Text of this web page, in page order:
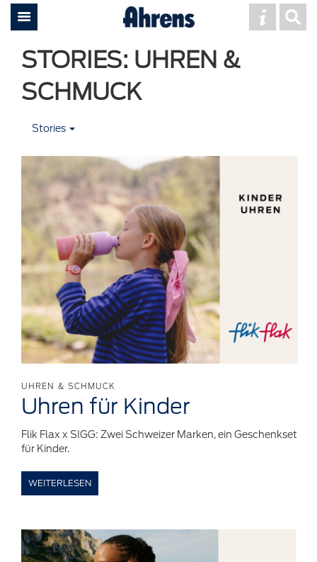
STORIES: UHREN &
SCHMUCK
Stories
UHREN & SCHMUCK
Uhren für Kinder
Flik Flax x SIGG: Zwei Schweizer Marken, ein Geschenkset
für Kinder.
WEITERLESEN